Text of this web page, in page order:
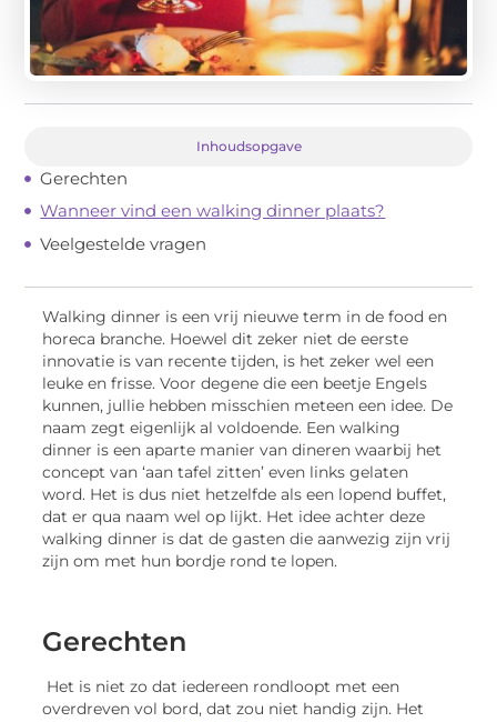
Inhoudsopgave
Gerechten
Wanneer vind een walking dinner plaats?
Veelgestelde vragen
Walking dinner is een vrij nieuwe term in de food en
horeca branche. Hoewel dit zeker niet de eerste
innovatie is van recente tijden, is het zeker wel een
leuke en frisse. Voor degene die een beetje Engels
kunnen, jullie hebben misschien meteen een idee. De
naam zegt eigenlijk al voldoende. Een walking
dinner is een aparte manier van dineren waarbij het
concept van ‘aan tafel zitten’ even links gelaten
word. Het is dus niet hetzelfde als een lopend buffet,
dat er qua naam wel op lijkt. Het idee achter deze
walking dinner is dat de gasten die aanwezig zijn vrij
zijn om met hun bordje rond te lopen.
Gerechten
Het is niet zo dat iedereen rondloopt met een
overdreven vol bord, dat zou niet handig zijn. Het